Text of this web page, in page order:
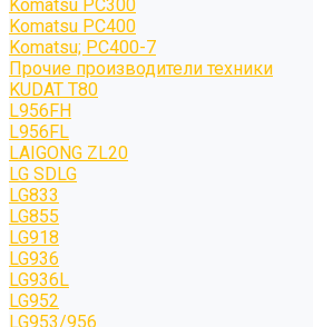
Komatsu PC300
Komatsu PC400
Komatsu; PC400-7
Прочие производители техники
KUDAT T80
L956FH
L956FL
LAIGONG ZL20
LG SDLG
LG833
LG855
LG918
LG936
LG936L
LG952
LG953/956